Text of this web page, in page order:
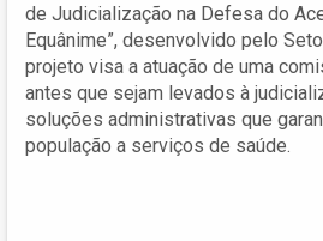
de Judicialização na Defesa do
Equânime”, desenvolvido pelo
projeto visa a atuação de uma
antes que sejam levados à
soluções administrativas que
população a serviços de saúde.